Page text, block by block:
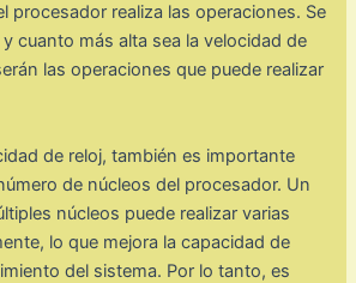
procesador realiza las operaciones. Se
cuanto más alta sea la velocidad de
las operaciones que puede realizar
de reloj, también es importante
de núcleos del procesador. Un
núcleos puede realizar varias
lo que mejora la capacidad de
del sistema. Por lo tanto, es